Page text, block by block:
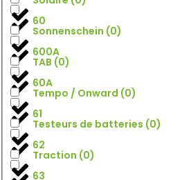
Sonnenschein (0)
TAB (0)
Tempo / Onward (0)
Testeurs de batteries (0)
Traction (0)
60
600A
60A
61
62
63